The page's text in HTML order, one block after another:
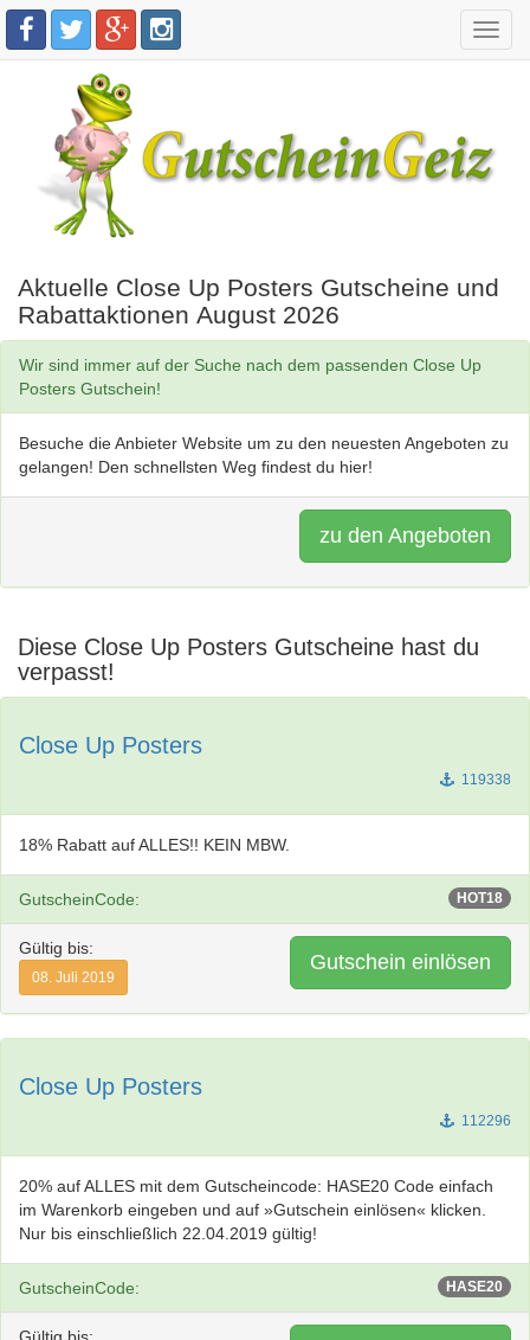
Aktuelle Close Up Posters Gutscheine und
Rabattaktionen August 2026
Wir sind immer auf der Suche nach dem passenden Close Up
Posters Gutschein!
Besuche die Anbieter Website um zu den neuesten Angeboten zu
gelangen! Den schnellsten Weg findest du hier!
zu den Angeboten
Diese Close Up Posters Gutscheine hast du
verpasst!
Close Up Posters
119338
18% Rabatt auf ALLES!! KEIN MBW.
GutscheinCode: HOT18
Gültig bis:
08. Juli 2019
Gutschein einlösen
Close Up Posters
112296
20% auf ALLES mit dem Gutscheincode: HASE20 Code einfach
im Warenkorb eingeben und auf »Gutschein einlösen« klicken.
Nur bis einschließlich 22.04.2019 gültig!
GutscheinCode: HASE20